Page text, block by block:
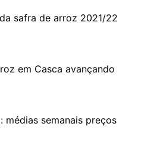
safra de arroz 2021/22
em Casca avançando
médias semanais preços